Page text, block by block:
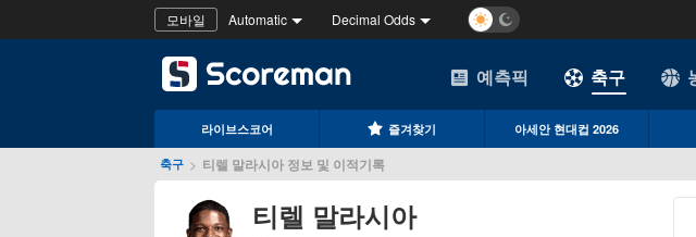
모바일 Automatic Decimal Odds
예측픽 축구
라이브스코어 즐겨찾기 아세안 현대컵 2026
축구 > 티렐 말라시아 정보 및 이적기록
티렐 말라시아